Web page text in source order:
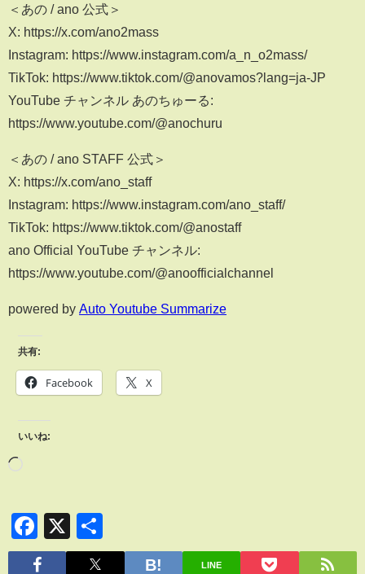
＜あの / ano 公式＞
X: https://x.com/ano2mass
Instagram: https://www.instagram.com/a_n_o2mass/
TikTok: https://www.tiktok.com/@anovamos?lang=ja-JP
YouTube チャンネル あのちゅーる:
https://www.youtube.com/@anochuru
＜あの / ano STAFF 公式＞
X: https://x.com/ano_staff
Instagram: https://www.instagram.com/ano_staff/
TikTok: https://www.tiktok.com/@anostaff
ano Official YouTube チャンネル:
https://www.youtube.com/@anoofficialchannel
powered by Auto Youtube Summarize
共有:
Facebook X
いいね:
Facebook
X
有
LINE